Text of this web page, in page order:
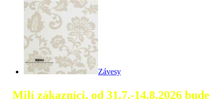
Závesy
Milí zákazníci, od 31.7.-14.8.2026 bude